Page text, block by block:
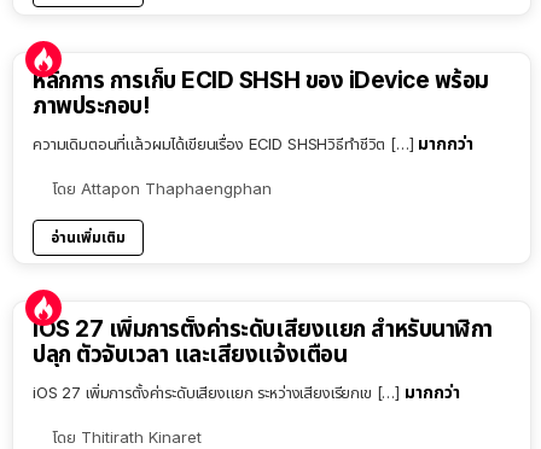
หลักการ การเก็บ ECID SHSH ของ iDevice พร้อม
ภาพประกอบ!
ความเดิมตอนที่แล้วผมได้เขียนเรื่อง ECID SHSHวิธีทำชีวิต […] มากกว่า
โดย Attapon Thaphaengphan
อ่านเพิ่มเติม
iOS 27 เพิ่มการตั้งค่าระดับเสียงแยก สำหรับนาฬิกา
ปลุก ตัวจับเวลา และเสียงแจ้งเตือน
iOS 27 เพิ่มการตั้งค่าระดับเสียงแยก ระหว่างเสียงเรียกเข […] มากกว่า
โดย Thitirath Kinaret